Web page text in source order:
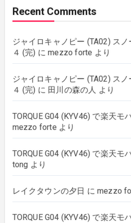
plants
rebuilding
wordpress
Recent Comments
ジャイロキャノピー (TA02) ス
４ (完) にmezzo forte より
ジャイロキャノピー (TA02) ス
４ (完) に 田川の森の人 より
TORQUE G04 (KYV46) で楽天モ
mezzo forteより
TORQUE G04 (KYV46) で楽天モ
tong より
レイクタウンの夕日 にmezzo
TORQUE G04 (KYV46) で楽天モ